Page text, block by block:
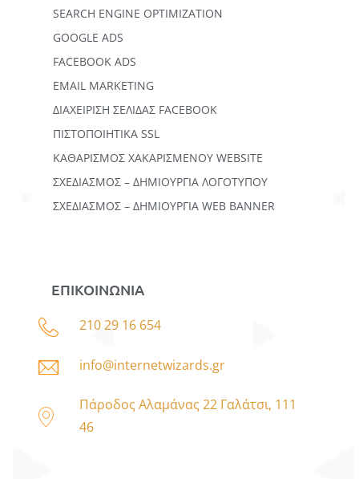
SEARCH ENGINE OPTIMIZATION
GOOGLE ADS
FACEBOOK ADS
EMAIL MARKETING
ΔΙΑΧΕΙΡΙΣΗ ΣΕΛΙΔΑΣ FACEBOOK
ΠΙΣΤΟΠΟΙΗΤΙΚΑ SSL
ΚΑΘΑΡΙΣΜΟΣ ΧΑΚΑΡΙΣΜΕΝΟΥ WEBSITE
ΣΧΕΔΙΑΣΜΟΣ – ΔΗΜΙΟΥΡΓΙΑ ΛΟΓΟΤΥΠΟΥ
ΣΧΕΔΙΑΣΜΟΣ – ΔΗΜΙΟΥΡΓΙΑ WEB BANNER
ΕΠΙΚΟΙΝΩΝΙΑ
210 29 16 654
info@internetwizards.gr
Πάροδος Αλαμάνας 22 Γαλάτσι, 111
46